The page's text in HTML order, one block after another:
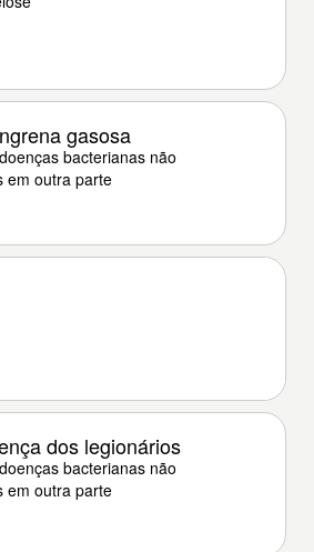
gasosa
bacterianas não
em outra parte
dos legionários
bacterianas não
em outra parte